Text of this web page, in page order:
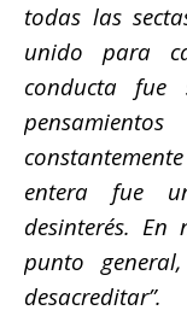
todas las
unido para
conducta fue
entera fue
desinterés.
punto
desacreditar”.